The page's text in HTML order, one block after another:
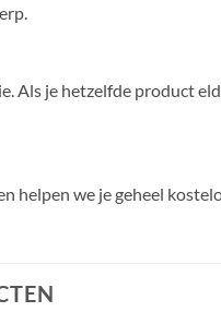
Als je hetzelfde product
helpen we je geheel